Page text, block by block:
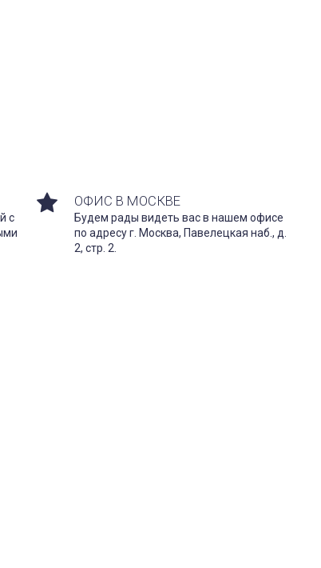
с
ОФИС В МОСКВЕ
Будем рады видеть вас в нашем офисе
по адресу г. Москва, Павелецкая наб., д.
2, стр. 2.